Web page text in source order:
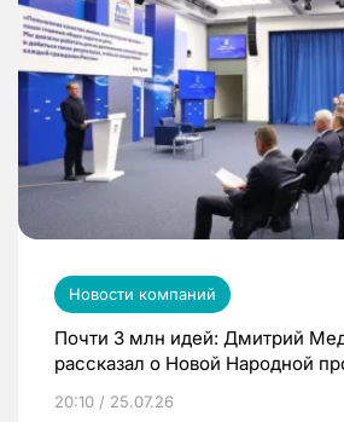
Новости компаний
Почти 3 млн идей: Дмитрий
рассказал о Новой Народной
20:10 / 25.07.26